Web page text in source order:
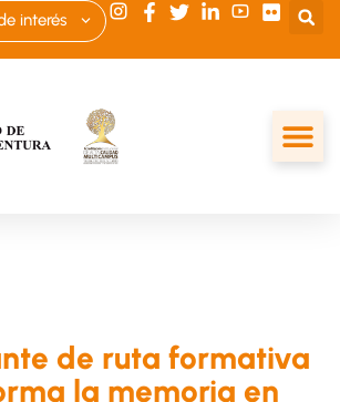
interés
de ruta formativa
la memoria en